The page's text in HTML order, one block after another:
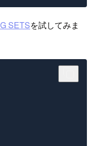
SETSを試してみま